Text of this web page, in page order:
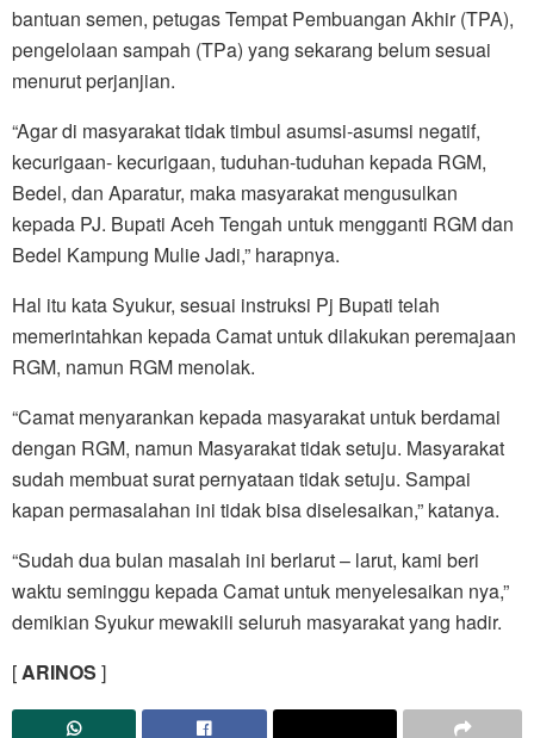
bantuan semen, petugas Tempat Pembuangan Akhir (TPA),
pengelolaan sampah (TPa) yang sekarang belum sesuai
menurut perjanjian.
“Agar di masyarakat tidak timbul asumsi-asumsi negatif,
kecurigaan- kecurigaan, tuduhan-tuduhan kepada RGM,
Bedel, dan Aparatur, maka masyarakat mengusulkan
kepada PJ. Bupati Aceh Tengah untuk mengganti RGM dan
Bedel Kampung Mulie Jadi,” harapnya.
Hal itu kata Syukur, sesuai instruksi Pj Bupati telah
memerintahkan kepada Camat untuk dilakukan peremajaan
RGM, namun RGM menolak.
“Camat menyarankan kepada masyarakat untuk berdamai
dengan RGM, namun Masyarakat tidak setuju. Masyarakat
sudah membuat surat pernyataan tidak setuju. Sampai
kapan permasalahan ini tidak bisa diselesaikan,” katanya.
“Sudah dua bulan masalah ini berlarut – larut, kami beri
waktu seminggu kepada Camat untuk menyelesaikan nya,”
demikian Syukur mewakili seluruh masyarakat yang hadir.
[ARINOS ]